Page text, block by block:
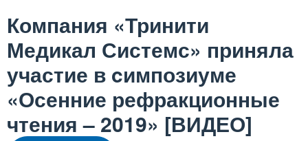
Компания «Тринити
Медикал Системс» приняла
участие в cимпозиуме
«Осенние рефракционные
чтения – 2019» [ВИДЕО]